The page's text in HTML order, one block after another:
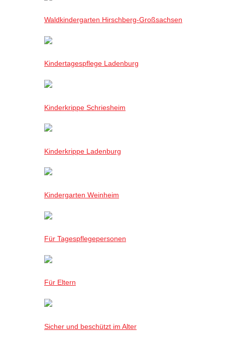
Waldkindergarten Hirschberg-Großsachsen
Kindertagespflege Ladenburg
Kinderkrippe Schriesheim
Kinderkrippe Ladenburg
Kindergarten Weinheim
Für Tagespflegepersonen
Für Eltern
Sicher und beschützt im Alter